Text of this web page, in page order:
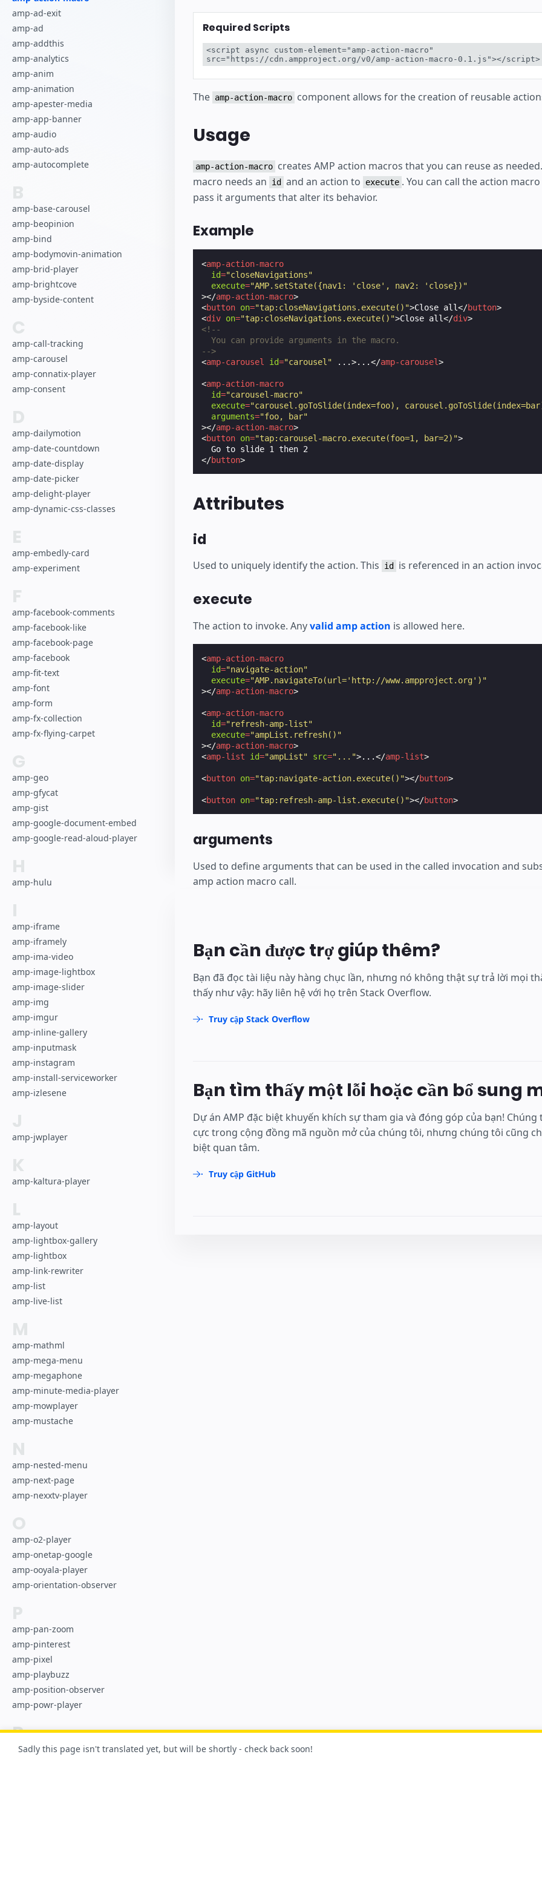
amp-ad-exit
amp-ad
amp-addthis
amp-analytics
amp-anim
amp-animation
amp-apester-media
amp-app-banner
amp-audio
amp-auto-ads
amp-autocomplete
B
amp-base-carousel
amp-beopinion
amp-bind
amp-bodymovin-animation
amp-brid-player
amp-brightcove
amp-byside-content
C
amp-call-tracking
amp-carousel
amp-connatix-player
amp-consent
D
amp-dailymotion
amp-date-countdown
amp-date-display
amp-date-picker
amp-delight-player
amp-dynamic-css-classes
E
amp-embedly-card
amp-experiment
F
amp-facebook-comments
amp-facebook-like
amp-facebook-page
amp-facebook
amp-fit-text
amp-font
amp-form
amp-fx-collection
amp-fx-flying-carpet
G
amp-geo
amp-gfycat
amp-gist
amp-google-document-embed
amp-google-read-aloud-player
H
amp-hulu
I
amp-iframe
amp-iframely
amp-ima-video
amp-image-lightbox
amp-image-slider
amp-img
amp-imgur
amp-inline-gallery
amp-inputmask
amp-instagram
amp-install-serviceworker
amp-izlesene
J
amp-jwplayer
K
amp-kaltura-player
L
amp-layout
amp-lightbox-gallery
amp-lightbox
amp-link-rewriter
amp-list
amp-live-list
M
amp-mathml
amp-mega-menu
amp-megaphone
amp-minute-media-player
amp-mowplayer
amp-mustache
N
amp-nested-menu
amp-next-page
amp-nexxtv-player
O
amp-o2-player
amp-onetap-google
amp-ooyala-player
amp-orientation-observer
P
amp-pan-zoom
amp-pinterest
amp-pixel
amp-playbuzz
amp-position-observer
amp-powr-player
R
amp-reach-player
Required Scripts
<script async custom-element="amp-action-macro"
src="https://cdn.ampproject.org/v0/amp-action-macro-0.1.js"></script>
The amp-action-macro component allows for the creation of reusable
Usage
amp-action-macro creates AMP action macros that you can reuse as
macro needs an
id and an action to execute . You can call the action
pass it arguments that alter its behavior.
Example
<amp-action-macro
id="closeNavigations"
execute="AMP.setState({nav1: 'close', nav2: 'close})"
></amp-action-macro>
<button on="tap:closeNavigations.execute()">Close all</button>
<div on="tap:closeNavigations.execute()">Close all</div>
<!--
  You can provide arguments in the macro.
-->
<amp-carousel id="carousel" ...>...</amp-carousel>
<amp-action-macro
id="carousel-macro"
execute="carousel.goToSlide(index=foo),
arguments="foo, bar"
></amp-action-macro>
<button on="tap:carousel-macro.execute(foo=1, bar=2)">
</button>
Attributes
id
Used to uniquely identify the action. This id is referenced in an action
execute
The action to invoke. Anyvalid amp action is allowed here.
<amp-action-macro
id="navigate-action"
execute="AMP.navigateTo(url='http://www.ampproject.org')"
></amp-action-macro>
<amp-action-macro
id="refresh-amp-list"
execute="ampList.refresh()"
></amp-action-macro>
<amp-list id="ampList" src="...">...</amp-list>
<button on="tap:navigate-action.execute()"></button>
<button on="tap:refresh-amp-list.execute()"></button>
arguments
Used to define arguments that can be used in the called invocation and
amp action macro call.
Bạn cần được trợ giúp thêm?
Bạn đã đọc tài liệu này hàng chục lần, nhưng nó không thật sự trả lời mọi
thấy như vậy: hãy liên hệ với họ trên Stack Overflow.
Truy cập Stack Overflow
Bạn tìm thấy một lỗi hoặc cần bổ sung
Dự án AMP đặc biệt khuyến khích sự tham gia và đóng góp của bạn!
cực trong cộng đồng mã nguồn mở của chúng tôi, nhưng chúng tôi cũng
biệt quan tâm.
Truy cập GitHub
Sadly this page isn't translated yet, but will be shortly - check back soon!